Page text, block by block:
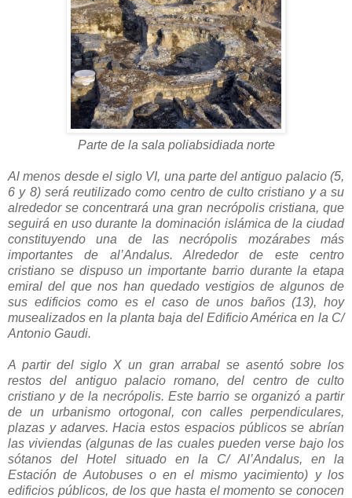
Parte de la sala poliabsidiada norte
Al menos desde el siglo VI, una parte del antiguo palacio (5,
6 y 8) será reutilizado como centro de culto cristiano y a su
alrededor se concentrará una gran necrópolis cristiana, que
seguirá en uso durante la dominación islámica de la ciudad
constituyendo una de las necrópolis mozárabes más
importantes de al’Andalus. Alrededor de este centro
cristiano se dispuso un importante barrio durante la etapa
emiral del que nos han quedado vestigios de algunos de
sus edificios como es el caso de unos baños (13), hoy
musealizados en la planta baja del Edificio América en la C/
Antonio Gaudi.
A partir del siglo X un gran arrabal se asentó sobre los
restos del antiguo palacio romano, del centro de culto
cristiano y de la necrópolis. Este barrio se organizó a partir
de un urbanismo ortogonal, con calles perpendiculares,
plazas y adarves. Hacia estos espacios públicos se abrían
las viviendas (algunas de las cuales pueden verse bajo los
sótanos del Hotel situado en la C/ Al’Andalus, en la
Estación de Autobuses o en el mismo yacimiento) y los
edificios públicos, de los que hasta el momento se conocen